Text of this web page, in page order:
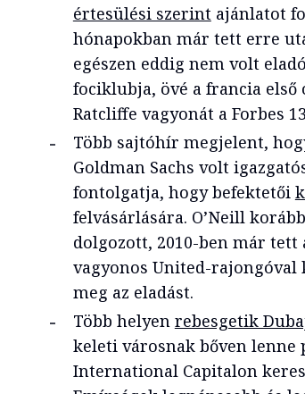
értesülési szerint ajánlatot
hónapokban már tett erre
egészen eddig nem volt
fociklubja, övé a francia első
Ratcliffe vagyonát a Forbes
Több sajtóhír megjelent,
Goldman Sachs volt
fontolgatja, hogy befektetői
felvásárlására. O’Neill
dolgozott, 2010-ben már
vagyonos United-rajongóval
meg az eladást.
Több helyen rebesgetik
keleti városnak bőven lenne
International Capitalon